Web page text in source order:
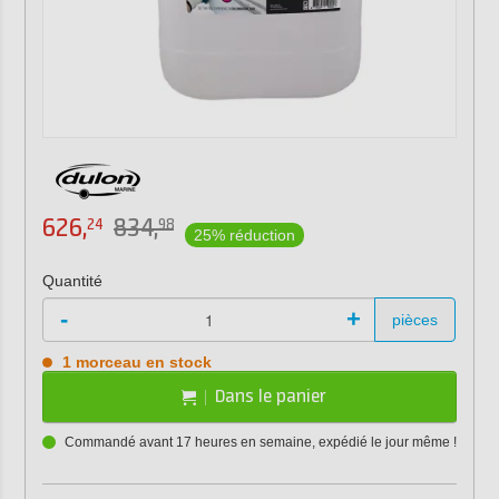
626,24 834,98
25% réduction
Quantité
- + pièces
1 morceau en stock
Dans le panier
Commandé avant 17 heures en semaine, expédié le jour même !